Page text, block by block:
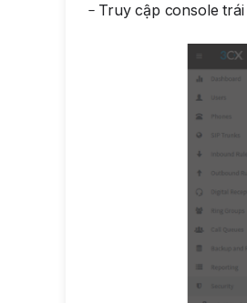
Truy cập console